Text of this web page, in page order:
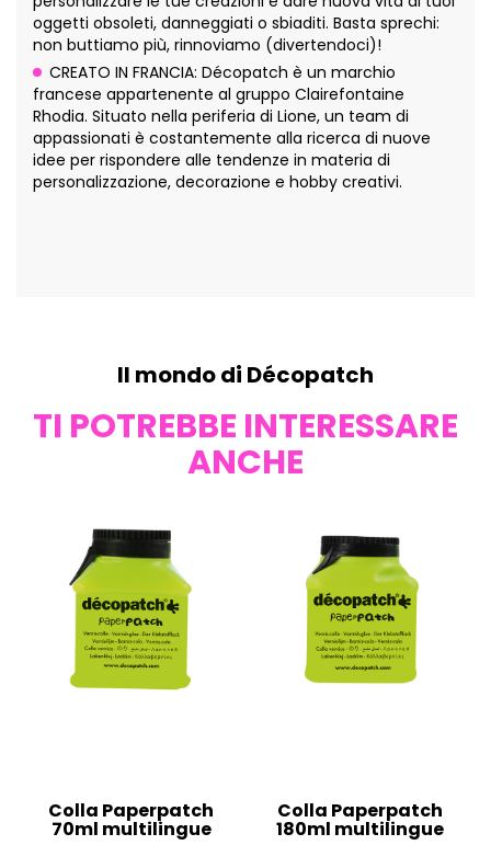
oggetti obsoleti, danneggiati o sbiaditi. Basta sprechi:
non buttiamo più, rinnoviamo (divertendoci)!
CREATO IN FRANCIA: Décopatch è un marchio
francese appartenente al gruppo Clairefontaine
Rhodia. Situato nella periferia di Lione, un team di
appassionati è costantemente alla ricerca di nuove
idee per rispondere alle tendenze in materia di
personalizzazione, decorazione e hobby creativi.
Il mondo di Décopatch
TI POTREBBE INTERESSARE
ANCHE
Colla Paperpatch
70ml multilingue
Colla Paperpatch
180ml multilingue